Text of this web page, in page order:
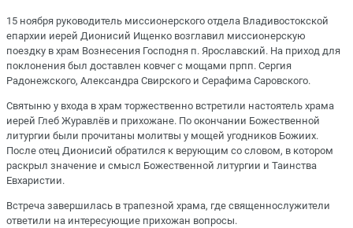
15 ноября руководитель миссионерского отдела Владивостокской
епархии иерей Дионисий Ищенко возглавил миссионерскую
поездку в храм Вознесения Господня п. Ярославский. На приход для
поклонения был доставлен ковчег с мощами прпп. Сергия
Радонежского, Александра Свирского и Серафима Саровского.
Святыню у входа в храм торжественно встретили настоятель храма
иерей Глеб Журавлёв и прихожане. По окончании Божественной
литургии были прочитаны молитвы у мощей угодников Божиих.
После отец Дионисий обратился к верующим со словом, в котором
раскрыл значение и смысл Божественной литургии и Таинства
Евхаристии.
Встреча завершилась в трапезной храма, где священнослужители
ответили на интересующие прихожан вопросы.